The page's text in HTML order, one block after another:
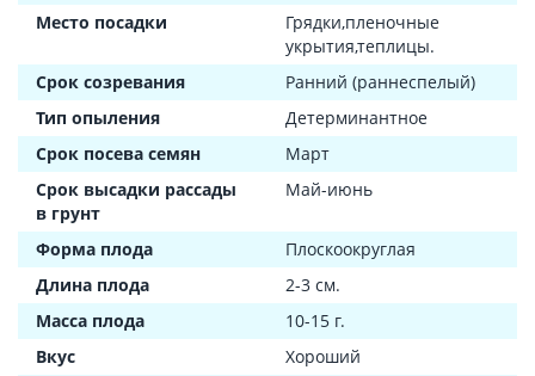
Место посадки
Грядки,пленочные
укрытия,теплицы.
Срок созревания
Ранний (раннеспелый)
Тип опыления
Детерминантное
Срок посева семян
Март
Срок высадки рассады
в грунт
Май-июнь
Форма плода
Плоскоокруглая
Длина плода
2-3 см.
Масса плода
10-15 г.
Вкус
Хороший